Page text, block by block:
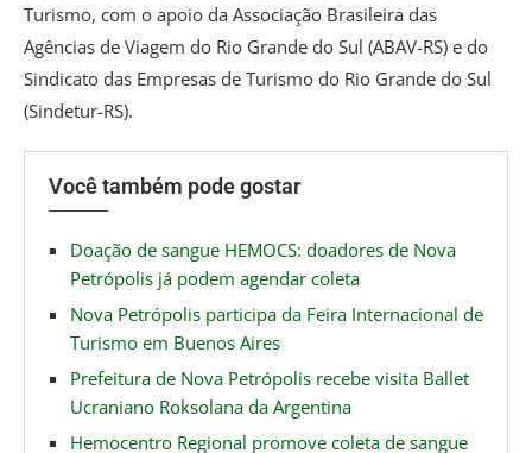
Turismo, com o apoio da Associação Brasileira das
Agências de Viagem do Rio Grande do Sul (ABAV-RS) e do
Sindicato das Empresas de Turismo do Rio Grande do Sul
(Sindetur-RS).
Você também pode gostar
Doação de sangue HEMOCS: doadores de Nova
Petrópolis já podem agendar coleta
Nova Petrópolis participa da Feira Internacional de
Turismo em Buenos Aires
Prefeitura de Nova Petrópolis recebe visita Ballet
Ucraniano Roksolana da Argentina
Hemocentro Regional promove coleta de sangue